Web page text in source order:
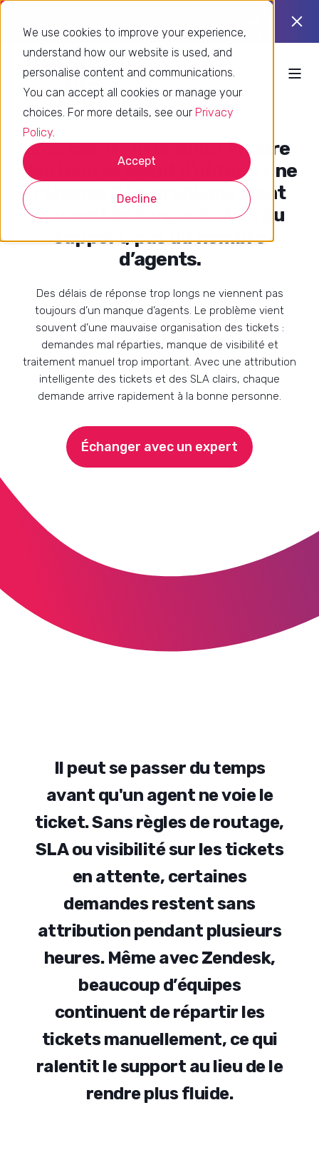
We use cookies to improve your experience,
understand how our website is used, and
personalise content and communications.
You can accept all cookies or manage your
choices. For more details, see our Privacy
Policy.
Accept
Decline
quiz
Vos clients attendent encore
des heures avant d’obtenir une
réponse ? Le problème vient
souvent de l’organisation du
support, pas du nombre
d’agents.
Des délais de réponse trop longs ne viennent pas
toujours d’un manque d’agents. Le problème vient
souvent d’une mauvaise organisation des tickets :
demandes mal réparties, manque de visibilité et
traitement manuel trop important. Avec une attribution
intelligente des tickets et des SLA clairs, chaque
demande arrive rapidement à la bonne personne.
Échanger avec un expert
Il peutsepasser du temps
avant qu'un agent nevoie le
ticket.Sans règlesde routage,
SLA ouvisibilitésur les tickets
en attente, certaines
demandes restentsans
attribution pendant plusieurs
heures. Mêmeavec Zendesk,
beaucoup d’équipes
continuent de répartir les
tickets manuellement, cequi
ralentit lesupport au lieu dele
rendreplus fluide.